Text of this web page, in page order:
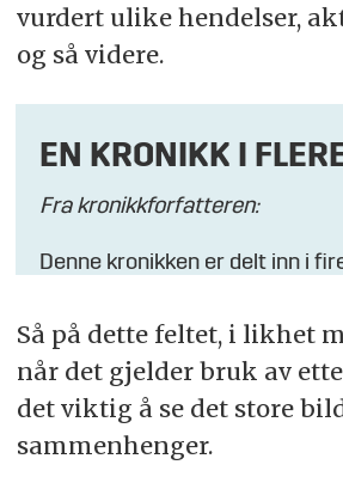
vurdert ulike hendelser,
og så videre.
EN KRONIKK I
Fra kronikkforfatteren:
Denne kronikken er delt inn i
Del 1 –
Del 2 –Defensiv etterretning
Del 3 – Offensiv etterretning
Så på dette feltet, i likhet
når det gjelder bruk av
det viktig å se det store
sammenhenger.